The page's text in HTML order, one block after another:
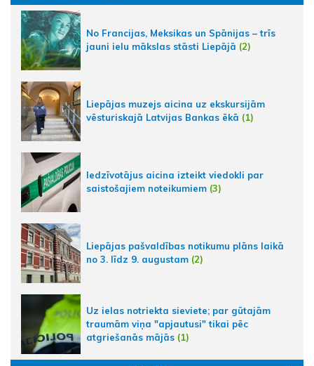
No Francijas, Meksikas un Spānijas – trīs
jauni ielu mākslas stāsti Liepājā (2)
Liepājas muzejs aicina uz ekskursijām
vēsturiskajā Latvijas Bankas ēkā (1)
Iedzīvotājus aicina izteikt viedokli par
saistošajiem noteikumiem (3)
Liepājas pašvaldības notikumu plāns laikā
no 3. līdz 9. augustam (2)
Uz ielas notriekta sieviete; par gūtajām
traumām viņa "apjautusi" tikai pēc
atgriešanās mājās (1)